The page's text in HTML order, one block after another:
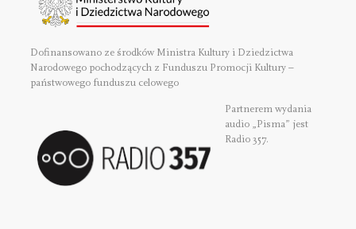
Dofinansowano ze środków Ministra Kultury i Dziedzictwa
Narodowego pochodzących z Funduszu Promocji Kultury –
państwowego funduszu celowego
Partnerem wydania
audio „Pisma” jest
Radio 357.